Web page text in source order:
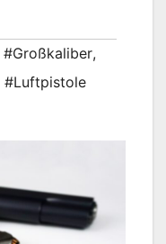
#Großkaliber,
#Luftpistole